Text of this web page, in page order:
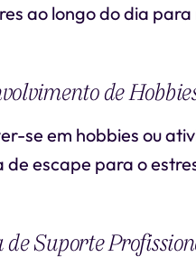
ao longo do dia
de
se em hobbies ou
de escape para o
de Suporte